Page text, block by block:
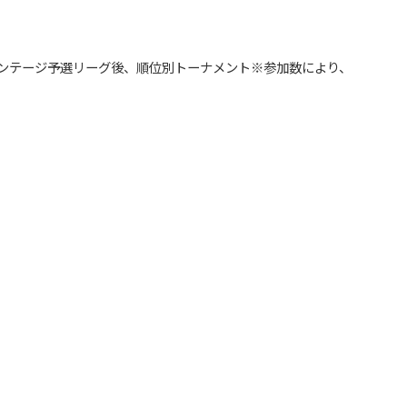
ージ予選リーグ後、順位別トーナメント※参加数により、